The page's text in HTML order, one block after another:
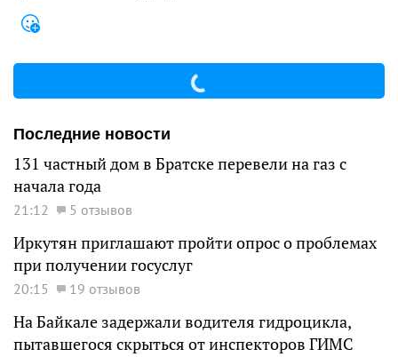
Последние новости
131 частный дом в Братске перевели на газ с
начала года
21:12 5 отзывов
Иркутян приглашают пройти опрос о проблемах
при получении госуслуг
20:15 19 отзывов
На Байкале задержали водителя гидроцикла,
пытавшегося скрыться от инспекторов ГИМС